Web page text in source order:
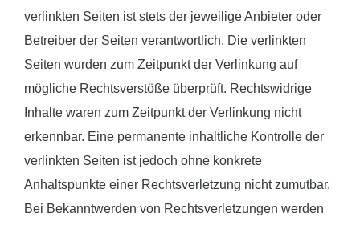
verlinkten Seiten ist stets der jeweilige Anbieter oder
Betreiber der Seiten verantwortlich. Die verlinkten
Seiten wurden zum Zeitpunkt der Verlinkung auf
mögliche Rechtsverstöße überprüft. Rechtswidrige
Inhalte waren zum Zeitpunkt der Verlinkung nicht
erkennbar. Eine permanente inhaltliche Kontrolle der
verlinkten Seiten ist jedoch ohne konkrete
Anhaltspunkte einer Rechtsverletzung nicht zumutbar.
Bei Bekanntwerden von Rechtsverletzungen werden